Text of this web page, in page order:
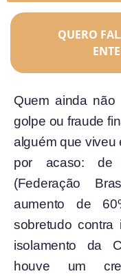
QUERO
Quem ainda não
golpe ou fraude
alguém que viveu
por acaso: de
(Federação
aumento de
sobretudo
isolamento da
houve um